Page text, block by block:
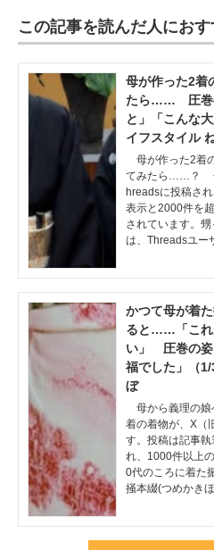
この記事を読んだ人にお
母が作った2着
たら…… 圧巻
と」「こんな
イフスタイル
母が作った2着
てみたら……？
hreadsに投稿さ
表示と2000件を
されています。
は、Threadsユー
かつて母が着
ると……「これ
い」 圧巻の姿
福でした」（
ぼ
母から義理の娘
着の着物が、X（
す。投稿は記事
れ、1000件以上
0代のころに着た
掻本綴(つめかき